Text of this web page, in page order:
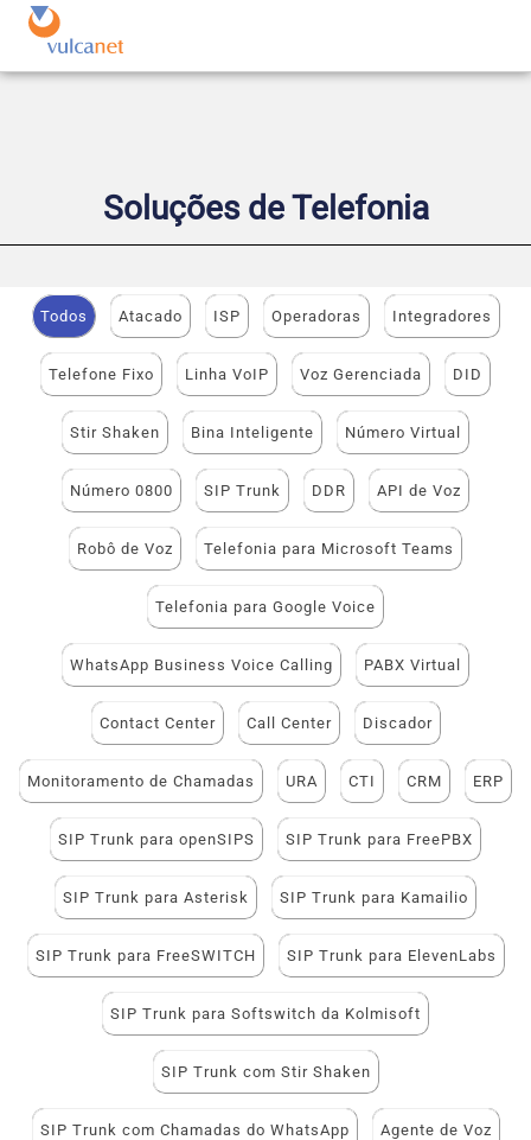
Soluções de Telefonia
Todos Atacado ISP Operadoras Integradores
Telefone Fixo Linha VoIP Voz Gerenciada DID
Stir Shaken Bina Inteligente Número Virtual
Número 0800 SIP Trunk DDR API de Voz
Robô de Voz Telefonia para Microsoft Teams
Telefonia para Google Voice
WhatsApp Business Voice Calling PABX Virtual
Contact Center Call Center Discador
Monitoramento de Chamadas URA CTI CRM ERP
SIP Trunk para openSIPS SIP Trunk para FreePBX
SIP Trunk para Asterisk SIP Trunk para Kamailio
SIP Trunk para FreeSWITCH SIP Trunk para ElevenLabs
SIP Trunk para Softswitch da Kolmisoft
SIP Trunk com Stir Shaken
SIP Trunk com Chamadas do WhatsApp Agente de Voz